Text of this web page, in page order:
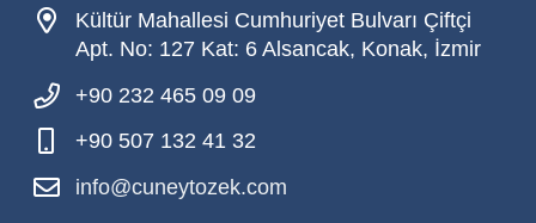
Kültür Mahallesi Cumhuriyet Bulvarı Çiftçi
Apt. No: 127 Kat: 6 Alsancak, Konak, İzmir
+90 232 465 09 09
+90 507 132 41 32
info@cuneytozek.com